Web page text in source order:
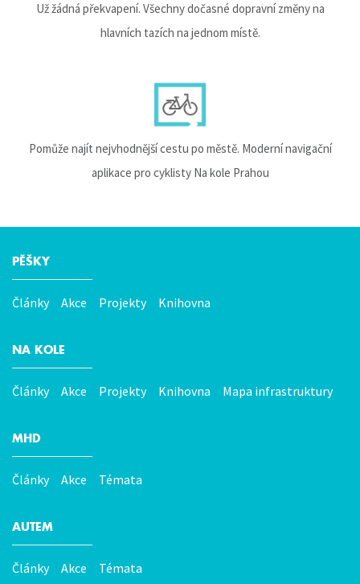
Už žádná překvapení. Všechny dočasné dopravní změny na
hlavních tazích na jednom místě.
Pomůže najít nejvhodnější cestu po městě. Moderní navigační
aplikace pro cyklisty Na kole Prahou
Hlavní
menu
PĚŠKY
Články Akce Projekty Knihovna
NA KOLE
Články Akce Projekty Knihovna Mapa infrastruktury
MHD
Články Akce Témata
AUTEM
Články Akce Témata